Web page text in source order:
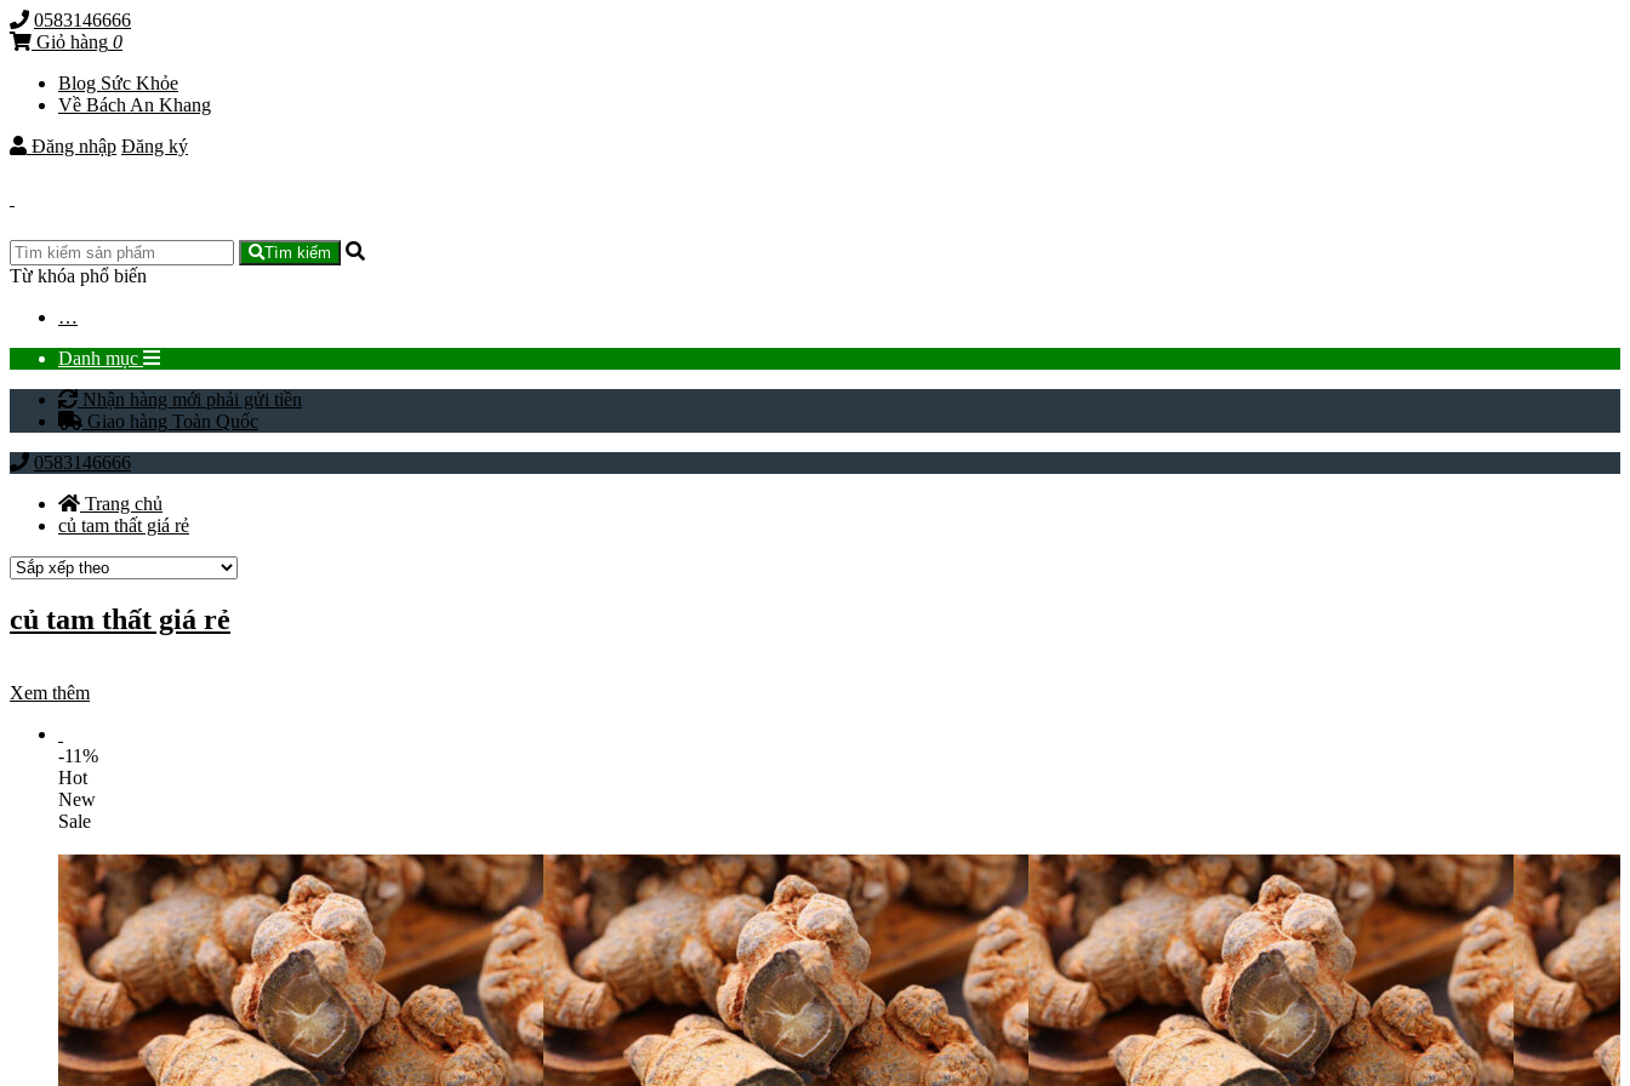
0583146666
Giỏ hàng 0
Blog Sức Khỏe
Về Bách An Khang
Đăng nhập Đăng ký
Tìm kiếm
Từ khóa phổ biến
…
Danh mục
Nhận hàng mới phải gửi tiền
Giao hàng Toàn Quốc
0583146666
Trang chủ
củ tam thất giá rẻ
củ tam thất giá rẻ
Xem thêm
-11%
Hot
New
Sale